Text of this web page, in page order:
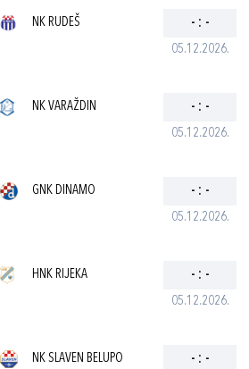
05.12.2026.
NK RUDEŠ - : -
05.12.2026.
NK VARAŽDIN - : -
05.12.2026.
GNK DINAMO - : -
05.12.2026.
HNK RIJEKA - : -
NK SLAVEN BELUPO - : -